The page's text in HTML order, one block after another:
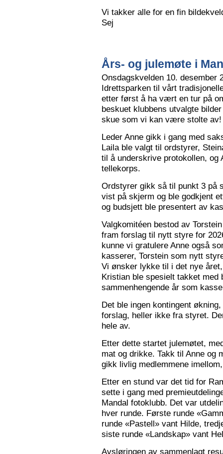
Vi takker alle for en fin
Sej
Års- og julemøte i
Onsdagskvelden 10. desember
Idrettsparken til vårt
etter først å ha vært en tur på
beskuet klubbens utvalgte
skue som vi kan være stolte av!
Leder Anne gikk i gang med
Laila ble valgt til ordstyrer,
til å underskrive protokollen, og
tellekorps.
Ordstyrer gikk så til punkt 3 på
vist på skjerm og ble godkjent
og budsjett ble presentert av
Valgkomitéen bestod av
fram forslag til nytt styre for
kunne vi gratulere Anne også
kasserer, Torstein som nytt
Vi ønsker lykke til i det nye
Kristian ble spesielt takket med
sammenhengende år som
Det ble ingen kontingent
forslag, heller ikke fra styret.
hele av.
Etter dette startet julemøtet,
mat og drikke. Takk til Anne og
gikk livlig medlemmene
Etter en stund var det tid for
sette i gang med
Mandal fotoklubb. Det var
hver runde. Første runde
runde «Pastell» vant Hilde,
siste runde «Landskap» vant
Avsløringen av sammenlagt